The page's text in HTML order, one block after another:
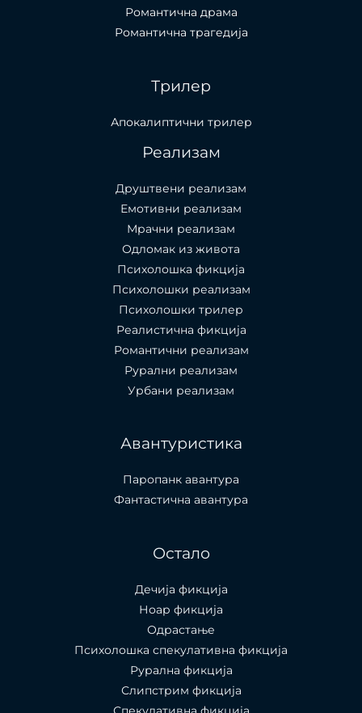
Романтична драма
Романтична трагедија
Трилер
Апокалиптични трилер
Реализам
Друштвени реализам
Емотивни реализам
Мрачни реализам
Одломак из живота
Психолошкa фикција
Психолошки реализам
Психолошки трилер
Реалистична фикција
Романтични реализам
Рурални реализам
Урбани реализам
Авантуристика
Паропанк авантура
Фантастична авантура
Остало
Дечија фикција
Ноар фикција
Одрастање
Психолошка спекулативна фикција
Рурална фикција
Слипстрим фикција
Спекулативна фикција